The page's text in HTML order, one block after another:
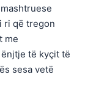
ri që tregon
me
të kyçit të
sesa vetë